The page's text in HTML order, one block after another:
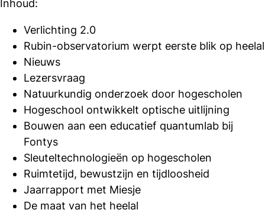
Inhoud:
Verlichting 2.0
Rubin-observatorium werpt eerste blik op heelal
Nieuws
Lezersvraag
Natuurkundig onderzoek door hogescholen
Hogeschool ontwikkelt optische uitlijning
Bouwen aan een educatief quantumlab bij
Fontys
Sleuteltechnologieën op hogescholen
Ruimtetijd, bewustzijn en tijdloosheid
Jaarrapport met Miesje
De maat van het heelal